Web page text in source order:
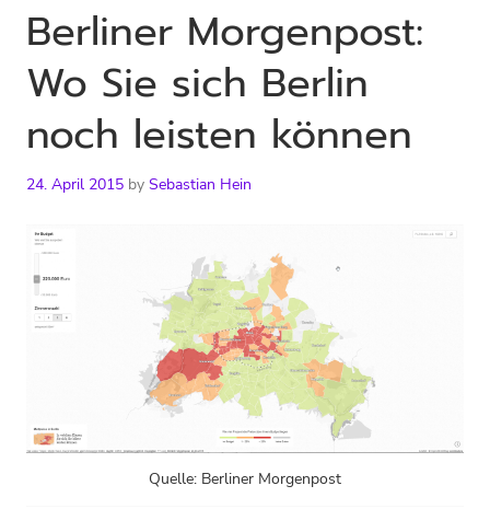
Berliner Morgenpost:
Wo Sie sich Berlin
noch leisten können
24. April 2015 by Sebastian Hein
Quelle: Berliner Morgenpost